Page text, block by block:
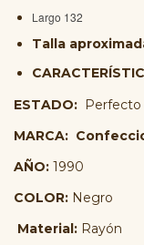
Largo 132
Talla
ESTADO:
MARCA:
AÑO: 1990
COLOR: Negro
Material: Rayón